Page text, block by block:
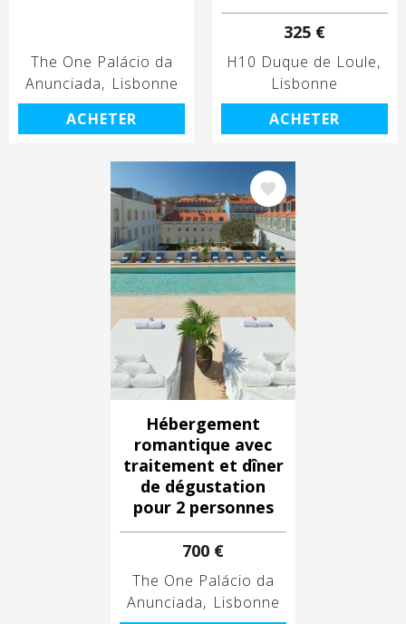
The One Palácio da
Anunciada
Lisbonne
ACHETER
325 €
H10 Duque de Loule
Lisbonne
ACHETER
Image
Hébergement
romantique avec
traitement et dîner
de dégustation
pour 2 personnes
700 €
The One Palácio da
Anunciada
Lisbonne